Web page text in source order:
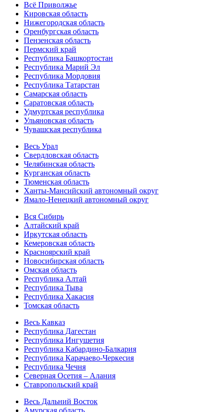
Всё Приволжье
Кировская область
Нижегородская область
Оренбургская область
Пензенская область
Пермский край
Республика Башкортостан
Республика Марий Эл
Республика Мордовия
Республика Татарстан
Самарская область
Саратовская область
Удмуртская республика
Ульяновская область
Чувашская республика
Весь Урал
Свердловская область
Челябинская область
Курганская область
Тюменская область
Ханты-Мансийский автономный округ
Ямало-Ненецкий автономный округ
Вся Сибирь
Алтайский край
Иркутская область
Кемеровская область
Красноярский край
Новосибирская область
Омская область
Республика Алтай
Республика Тыва
Республика Хакасия
Томская область
Весь Кавказ
Республика Дагестан
Республика Ингушетия
Республика Кабардино-Балкария
Республика Карачаево-Черкесия
Республика Чечня
Северная Осетия – Алания
Ставропольский край
Весь Дальний Восток
Амурская область